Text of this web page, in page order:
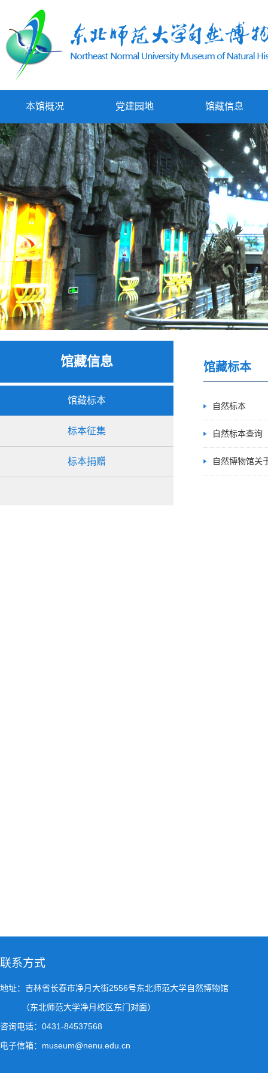
本馆概况 党建园地 馆藏信息
馆藏信息
馆藏标本
标本征集
标本捐赠
馆藏标本
自然标本
自然标本查询
自然博物馆关
联系方式
地址：吉林省长春市净月大街2556号东北师范大学自然博物馆
（东北师范大学净月校区东门对面）
咨询电话：0431-84537568
电子信箱：museum@nenu.edu.cn